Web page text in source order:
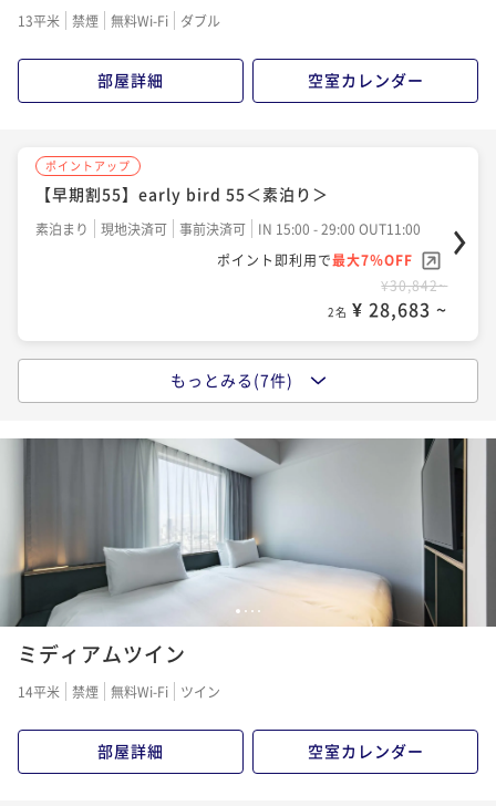
朝食付き 現地決済可 事前決済可
¥36,742~
2名 ¥ 34,170 ~
ポイントアップ
【2連泊】2-night stay＜素泊り＞
素泊まり 現地決済可 事前決済可
IN 15:00 - 29:00 OUT11:00
ポイント即利用で最大7％OFF
¥40,984~
2名 ¥ 38,115 ~
現地決済可 事前決済可
IN 15:00 - 29:00 OUT11:00
ポイント即利用で
¥ 47,526 ~
朝食付き 現地決済可 事前決済可
¥26,070~
2名 ¥ 24,245 ~
ポイントアップ
【スタンダード】～渋谷駅徒歩5分の好立地～渋谷のま
ちとつながるパブリック空間を満喫＜朝食付＞
事前決済可
IN 15:00 - 29:00 OUT11:00
最大7％OFF
¥28,404~
2名 ¥ 26,415 ~
【早期割28】early bird 28＜素泊り＞
現地決済可 事前決済可
IN 15:00 - 29:00 OUT11:00
¥32,228~
2名 ¥ 29,972 ~
ポイントアップ
【早期割28】early bird 28＜朝食付＞
朝食付き 現地決済可 事前決済可
¥37,288~
2名 ¥ 34,677 ~
13平米 禁煙 無料Wi-Fi ダブル
部屋詳細 空室カレンダー
ポイントアップ
【早期割55】early bird 55＜素泊り＞
素泊まり 現地決済可 事前決済可
IN 15:00 - 29:00 OUT11:00
ポイント即利用で最大7％OFF
¥30,842~
2名 ¥ 28,683 ~
【スタンダード】～渋谷駅徒歩5分の好立地～渋谷のま
ちとつながるパブリック空間を満喫＜素泊り＞
事前決済可
IN 15:00 - 29:00 OUT11:00
¥34,270~
¥ 31,871 ~
ポイントアップ
【早期割55】early bird 55＜朝食付＞
朝食付き 現地決済可 事前決済可
¥35,902~
2名 ¥ 33,388 ~
もっとみる(7件)
1 2 3 4
ミディアムツイン
14平米 禁煙 無料Wi-Fi ツイン
部屋詳細 空室カレンダー